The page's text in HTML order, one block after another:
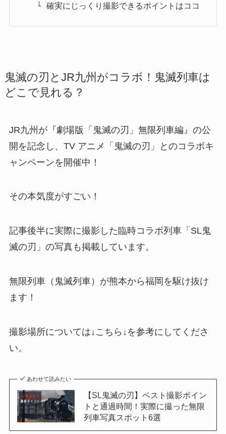
確実にじっくり撮影できるポイントはココ
鬼滅の刃とJR九州がコラボ！鬼滅列車は
どこで見れる？
JR九州が『劇場版「鬼滅の刃」無限列車編』の公
開を記念し、TV アニメ「鬼滅の刃」とのコラボキ
ャンペーンを開催中！
その本気度がすごい！
記事後半に実際に撮影した臨時コラボ列車「SL鬼
滅の刃」の写真も掲載しています。
無限列車（鬼滅列車）が熊本から福岡を駆け抜け
ます！
撮影場所については↓こちら↓を参考にしてくださ
い。
あわせて読みたい
【SL鬼滅の刃】ベスト撮影ポイン
トと通過時間！実際に撮った無限
列車写真スポット6選